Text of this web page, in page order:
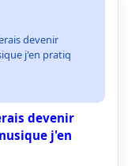
devenir
j'en pratiq
devenir
j'en